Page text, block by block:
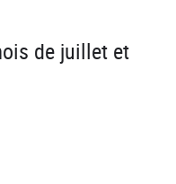
de juillet et